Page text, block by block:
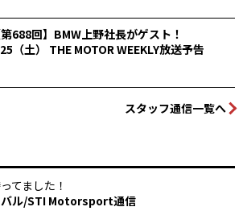
第688回】BMW上野社長がゲスト！
（土） THE MOTOR WEEKLY放送予告
スタッフ通信一覧へ
てました！
ル/STI Motorsport通信